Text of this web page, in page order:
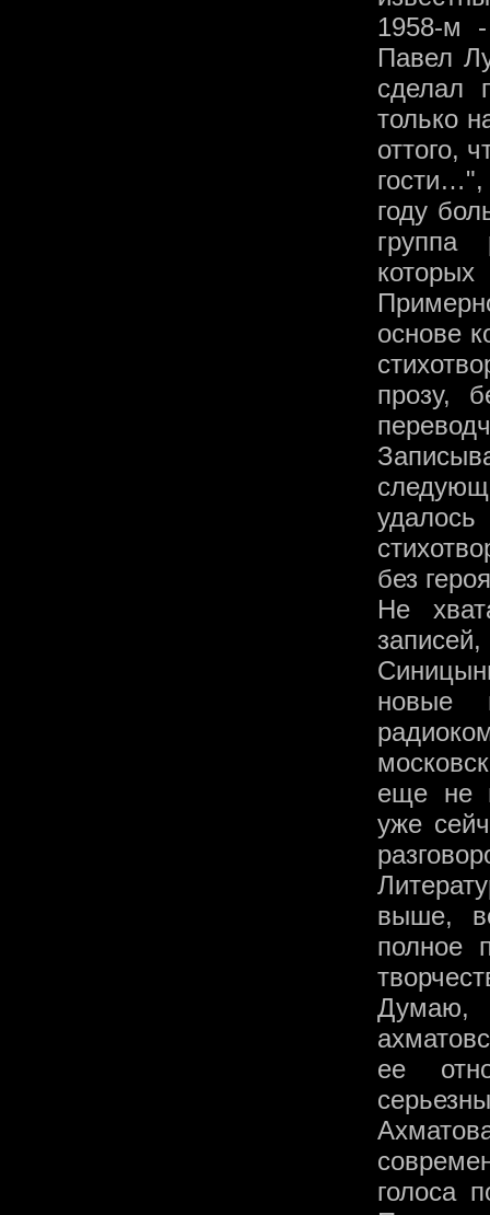
1958-м
Павел
сделал
только
оттого,
году
группа
основе
прозу,
без
Не
новые
еще не
уже
выше,
полное
Думаю,
ее
голоса